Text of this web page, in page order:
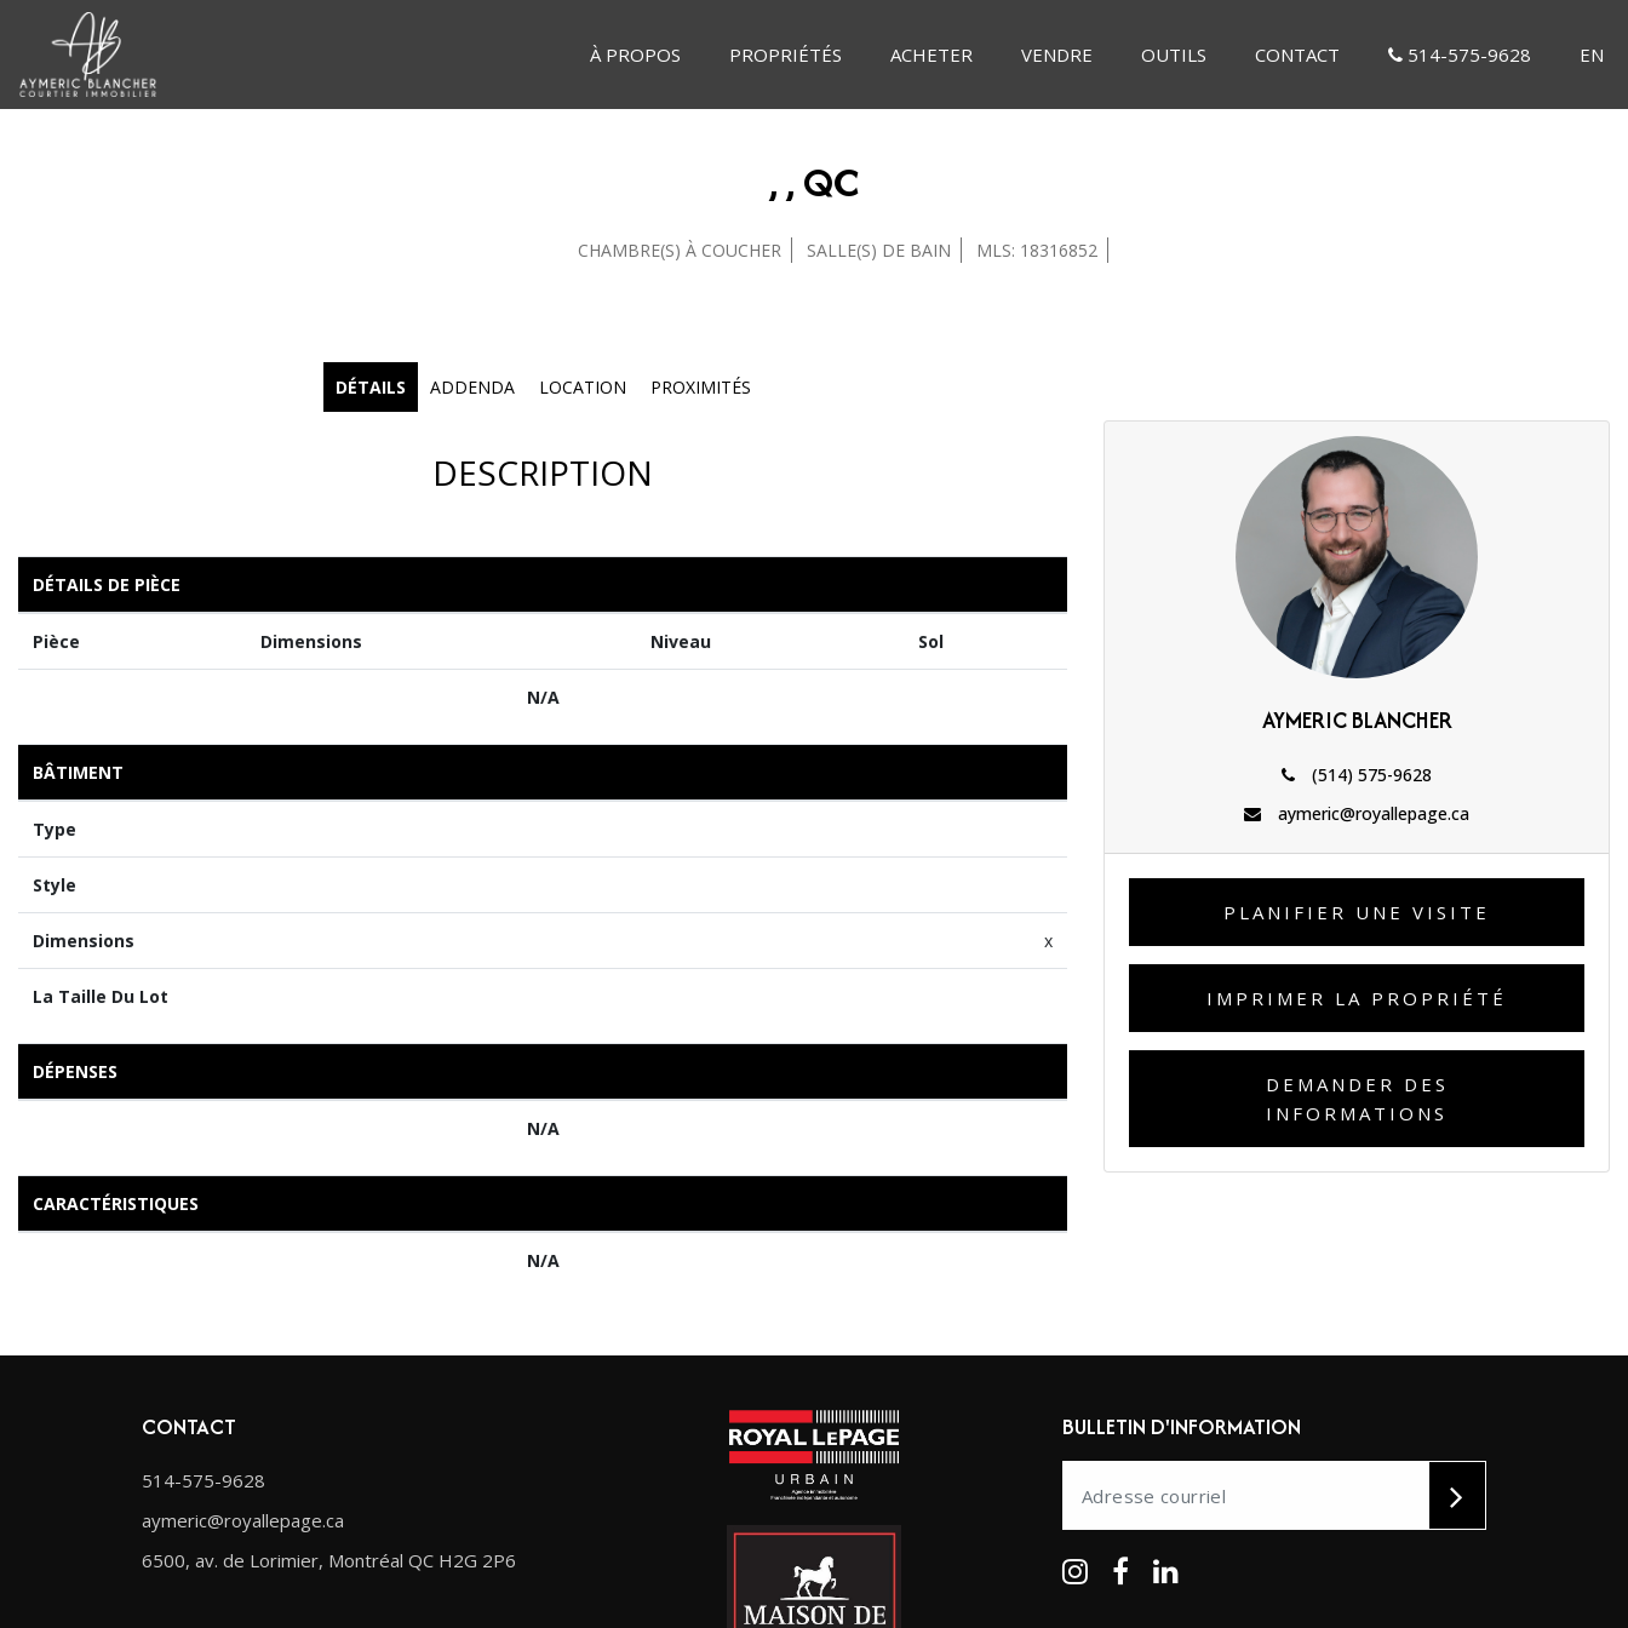
À PROPOS PROPRIÉTÉS ACHETER VENDRE OUTILS CONTACT 514-575-9628 EN
, , QC
CHAMBRE(S) À COUCHER SALLE(S) DE BAIN MLS: 18316852
DÉTAILS ADDENDA LOCATION PROXIMITÉS
DESCRIPTION
DÉTAILS DE PIÈCE
Pièce Dimensions Niveau Sol
N/A
BÂTIMENT
Type
Style
Dimensions x
La Taille Du Lot
DÉPENSES
N/A
CARACTÉRISTIQUES
N/A
AYMERIC BLANCHER
(514) 575-9628
aymeric@royallepage.ca
PLANIFIER UNE VISITE
IMPRIMER LA PROPRIÉTÉ
DEMANDER DES
INFORMATIONS
CONTACT
514-575-9628
aymeric@royallepage.ca
6500, av. de Lorimier, Montréal QC H2G 2P6
BULLETIN D'INFORMATION